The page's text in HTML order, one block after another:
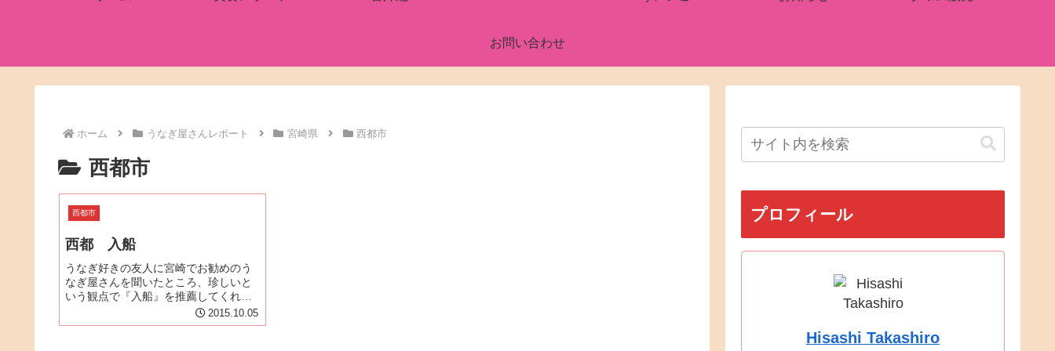
お問い合わせ
ホーム うなぎ屋さんレポート 宮崎県 西都市
西都市
西都市
西都 入船
うなぎ好きの友人に宮崎でお勧めのう
なぎ屋さんを聞いたところ、珍しいと
いう観点で『入船』を推薦してくれま
した。キーワードは「大きな待合室」
ですって。東九州自動車道・西都ICを
2015.10.05
プロフィール
Hisashi Takashiro